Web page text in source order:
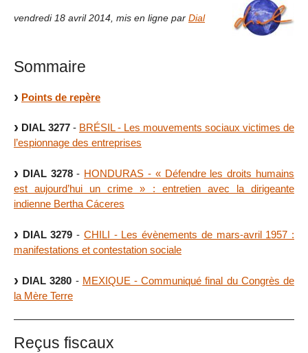
vendredi 18 avril 2014 mis en ligne par Dial
Sommaire
Points de repère
DIAL 3277 - BRÉSIL - Les mouvements sociaux victimes de
l’espionnage des entreprises
DIAL 3278- HONDURAS - « Défendre les droits humains
est aujourd’hui un crime » : entretien avec la dirigeante
indienne Bertha Cáceres
DIAL 3279 - CHILI - Les évènements de mars-avril 1957 :
manifestations et contestation sociale
DIAL 3280 - MEXIQUE - Communiqué final du Congrès de
la Mère Terre
Reçus fiscaux